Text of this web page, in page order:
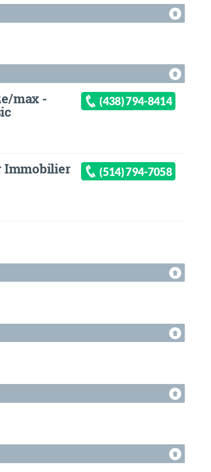
max - (438) 794-8414
Immobilier (514) 794-7058